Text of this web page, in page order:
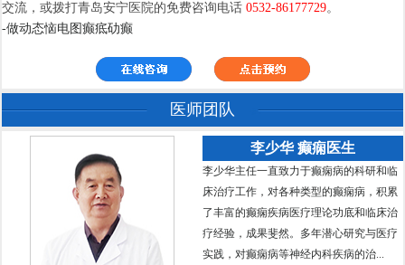
交流，或拨打青岛安宁医院的免费咨询电话0532-86177729。
-做动态恼电图癫疷劯癫
医师团队
李少华 癫痫医生
李少华主任一直致力于癫痫病的科研和临
床治疗工作，对各种类型的癫痫病，积累
了丰富的癫痫疾病医疗理论功底和临床治
疗经验，成果斐然。多年潜心研究与医疗
实践，对癫痫病等神经内科疾病的治...